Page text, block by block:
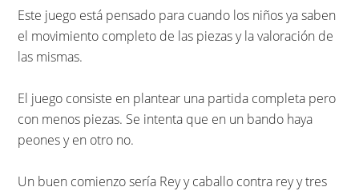
Este juego está pensado para cuando los niños ya saben
el movimiento completo de las piezas y la valoración de
las mismas.
El juego consiste en plantear una partida completa pero
con menos piezas. Se intenta que en un bando haya
peones y en otro no.
Un buen comienzo sería Rey y caballo contra rey y tres